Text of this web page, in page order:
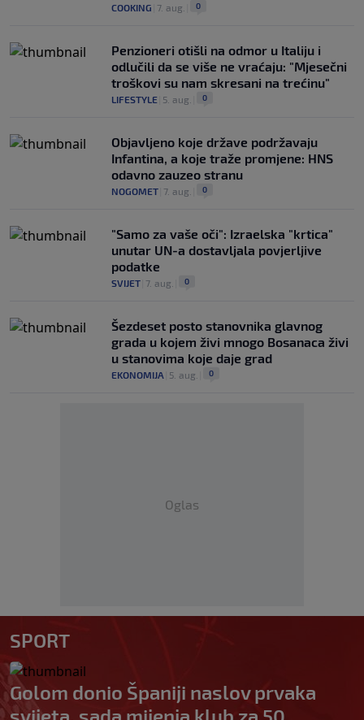
COOKING 7. aug. 0
Penzioneri otišli na odmor u Italiju i
odlučili da se više ne vraćaju: "Mjesečni
troškovi su nam skresani na trećinu"
LIFESTYLE 5. aug. 0
Objavljeno koje države podržavaju
Infantina, a koje traže promjene: HNS
odavno zauzeo stranu
NOGOMET 7. aug. 0
"Samo za vaše oči": Izraelska "krtica"
unutar UN-a dostavljala povjerljive
podatke
SVIJET 7. aug. 0
Šezdeset posto stanovnika glavnog
grada u kojem živi mnogo Bosanaca živi
u stanovima koje daje grad
EKONOMIJA 5. aug. 0
Oglas
SPORT
Golom donio Španiji naslov prvaka